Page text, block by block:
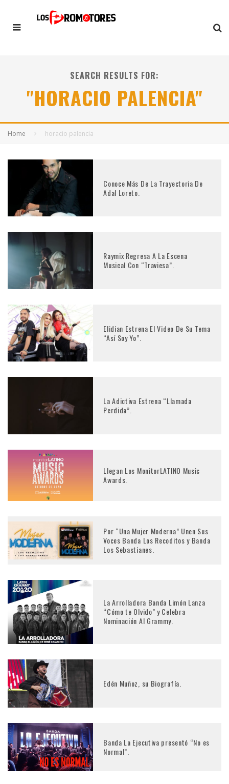
SEARCH RESULTS FOR:
"HORACIO PALENCIA"
Home horacio palencia
Conoce Más De La Trayectoria De
Adal Loreto.
Raymix Regresa A La Escena
Musical Con “Traviesa”.
Elidian Estrena El Video De Su Tema
“Así Soy Yo”.
La Adictiva Estrena “Llamada
Perdida”.
Llegan Los MonitorLATINO Music
Awards.
Por “Una Mujer Moderna” Unen Sus
Voces Banda Los Recoditos y Banda
Los Sebastianes.
La Arrolladora Banda Limón Lanza
“Cómo te Olvido” y Celebra
Nominación Al Grammy.
Edén Muñoz, su Biografía.
Banda La Ejecutiva presentó “No es
Normal”.